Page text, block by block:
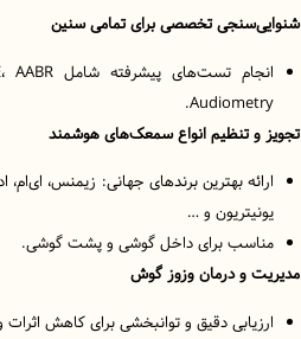
شنوایی‌سنجی تخصصی برای تمامی سنین
Audiometry.
تجویز و تنظیم انواع سمعک‌های هوشمند
ارائه بهترین برندهای جهانی: زیمنس، ای‌ام،
یونیتریون و …
مناسب برای داخل گوشی و پشت گوشی.
مدیریت و درمان وزوز گوش
ارزیابی دقیق و توانبخشی برای کاهش اثرات